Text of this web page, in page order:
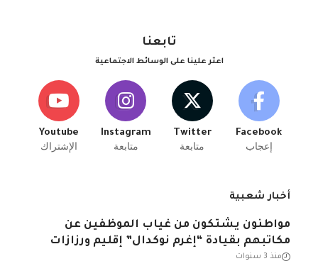
تابعنا
اعثر علينا على الوسائط الاجتماعية
Facebook
إعجاب
Twitter
متابعة
Instagram
متابعة
Youtube
الإشتراك
أخبار شعبية
مواطنون يشتكون من غياب الموظفين عن
مكاتبهم بقيادة “إغرم نوكدال” إقليم ورزازات
منذ 3 سنوات